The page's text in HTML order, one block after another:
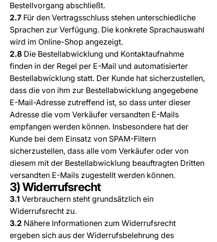
Bestellvorgang abschließt.
2.7 Für den Vertragsschluss stehen unterschiedliche
Sprachen zur Verfügung. Die konkrete Sprachauswahl
wird im Online-Shop angezeigt.
2.8 Die Bestellabwicklung und Kontaktaufnahme
finden in der Regel per E-Mail und automatisierter
Bestellabwicklung statt. Der Kunde hat sicherzustellen,
dass die von ihm zur Bestellabwicklung angegebene
E-Mail-Adresse zutreffend ist, so dass unter dieser
Adresse die vom Verkäufer versandten E-Mails
empfangen werden können. Insbesondere hat der
Kunde bei dem Einsatz von SPAM-Filtern
sicherzustellen, dass alle vom Verkäufer oder von
diesem mit der Bestellabwicklung beauftragten Dritten
versandten E-Mails zugestellt werden können.
3) Widerrufsrecht
3.1 Verbrauchern steht grundsätzlich ein
Widerrufsrecht zu.
3.2 Nähere Informationen zum Widerrufsrecht
ergeben sich aus der Widerrufsbelehrung des